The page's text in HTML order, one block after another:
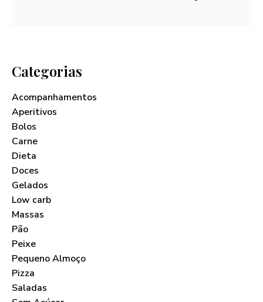
Categorias
Acompanhamentos
Aperitivos
Bolos
Carne
Dieta
Doces
Gelados
Low carb
Massas
Pão
Peixe
Pequeno Almoço
Pizza
Saladas